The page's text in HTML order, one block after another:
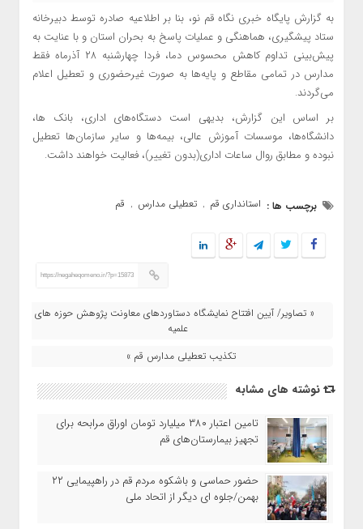
به گزارش پایگاه خبری نگاه قم نو، بنا بر اطلاعیه صادره توسط دبیرخانه
ستاد پیشگیری، هماهنگی و عملیات پاسخ به بحران استان و با عنایت به
پیش‌بینی تداوم کاهش محسوس دما، فردا چهارشنبه ۲۸ آذرماه فقط
مدارس در تمامی مقاطع و پایه‌ها به صورت غیرحضوری و تعطیل اعلام
می‌گردند.
بر اساس این گزارش، بدیهی است دستگاه‌های اداری، بانک ها،
دانشگاه‌ها، موسسات آموزش عالی، بیمه‌ها و سایر سازمان‌ها تعطیل
نبوده و مطابق روال ساعات اداری(بدون تغییر)، فعالیت خواهند داشت.
برچسب ها : استانداری قم , تعطیلی مدارس , قم
https://negaheqomeno.ir/?p=15873
« تصاویر/ آیین افتتاح نمایشگاه دستاوردهای معاونت پژوهش حوزه های
علمیه
تکذیب تعطیلی مدارس قم »
نوشته های مشابه
تامین اعتبار ۳۸۰ میلیارد تومان اوراق مرابحه برای
تجهیز بیمارستان‌های قم
حضور حماسی و باشکوه مردم قم در راهپیمایی ۲۲
بهمن/جلوه ای دیگر از اتحاد ملی